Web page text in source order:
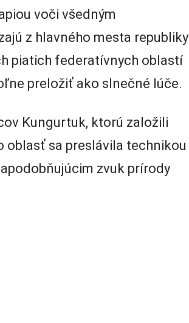
voči všedným
z hlavného mesta republiky
piatich federatívnych oblastí
preložiť ako slnečné lúče.
Kungurtuk, ktorú založili
oblasť sa preslávila technikou
zvuk prírody